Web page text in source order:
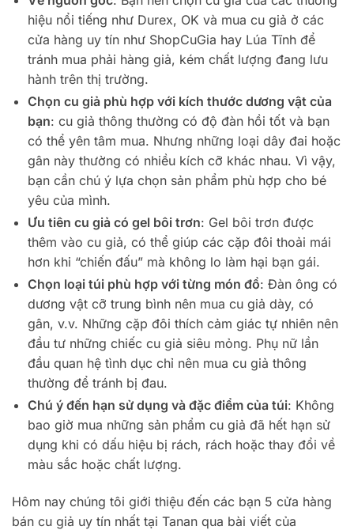
hiệu nổi tiếng như Durex, OK và mua cu giả ở các
cửa hàng uy tín như ShopCuGia hay Lúa Tĩnh để
tránh mua phải hàng giả, kém chất lượng đang lưu
hành trên thị trường.
Chọn cu giả phù hợp với kích thước dương vật của
bạn: cu giả thông thường có độ đàn hồi tốt và bạn
có thể yên tâm mua. Nhưng những loại dây đai hoặc
gân này thường có nhiều kích cỡ khác nhau. Vì vậy,
bạn cần chú ý lựa chọn sản phẩm phù hợp cho bé
yêu của mình.
Ưu tiên cu giả có gel bôi trơn: Gel bôi trơn được
thêm vào cu giả, có thể giúp các cặp đôi thoải mái
hơn khi “chiến đấu” mà không lo làm hại bạn gái.
Chọn loại túi phù hợp với từng món đồ: Đàn ông có
dương vật cỡ trung bình nên mua cu giả dày, có
gân, v.v. Những cặp đôi thích cảm giác tự nhiên nên
đầu tư những chiếc cu giả siêu mỏng. Phụ nữ lần
đầu quan hệ tình dục chỉ nên mua cu giả thông
thường để tránh bị đau.
Chú ý đến hạn sử dụng và đặc điểm của túi: Không
bao giờ mua những sản phẩm cu giả đã hết hạn sử
dụng khi có dấu hiệu bị rách, rách hoặc thay đổi về
màu sắc hoặc chất lượng.
Hôm nay chúng tôi giới thiệu đến các bạn 5 cửa hàng
bán cu giả uy tín nhất tại Tanan qua bài viết của